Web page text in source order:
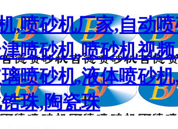
,喷砂机厂家,自动
喷砂机,喷砂机视
喷砂机,液体喷砂
珠,陶瓷珠